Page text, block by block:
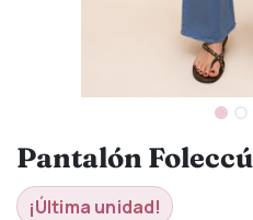
Pantalón Foleccú
¡Última unidad!